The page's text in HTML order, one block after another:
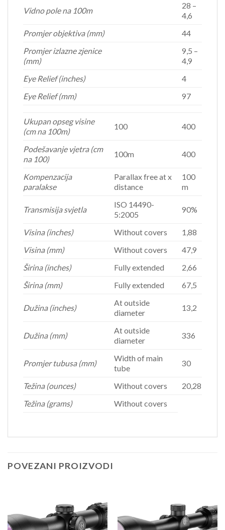
Vidno pole na 100m
28 –
4,6
Promjer objektiva (mm)
44
Promjer izlazne zjenice
(mm)
9,5 –
4,9
Eye Relief (inches)
4
Eye Relief (mm)
97
Ukupan opseg visine
(cm na 100m)
100 400
Podešavanje vjetra (cm
na 100)
100m 400
Kompenzacija
paralakse
Parallax free at x
distance
100
m
Transmisija svjetla
ISO 14490-
5:2005
90%
Visina (inches) Without covers
1,88
Visina (mm)
Without covers
47,9
Širina (inches)
Fully extended
2,66
Širina (mm)
Fully extended 67,5
Dužina (inches)
At outside
diameter
13,2
Dužina (mm)
At outside
diameter
336
Promjer tubusa (mm)
Width of main
tube
30
Težina (ounces) Without covers
20,28
Težina (grams)
Without covers
POVEZANI PROIZVODI